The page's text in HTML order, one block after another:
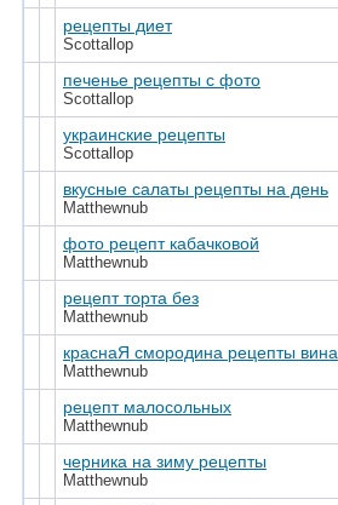
рецепты диет
Scottallop
печенье рецепты с фото
Scottallop
украинские рецепты
Scottallop
вкусные салаты рецепты на день
Matthewnub
фото рецепт кабачковой
Matthewnub
рецепт торта без
Matthewnub
краснаЯ смородина рецепты вина
Matthewnub
рецепт малосольных
Matthewnub
черника на зиму рецепты
Matthewnub